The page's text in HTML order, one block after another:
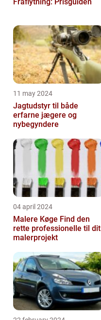
11 may 2024
Jagtudstyr til både
erfarne jægere og
nybegyndere
04 april 2024
Malere Køge Find den
rette professionelle til dit
malerprojekt